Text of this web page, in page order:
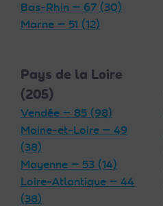
Bas-Rhin — 67 (30)
Marne — 51 (12)
Pays de la Loire
(205)
Vendée — 85 (98)
Maine-et-Loire — 49
(38)
Mayenne — 53 (14)
Loire-Atlantique — 44
(38)